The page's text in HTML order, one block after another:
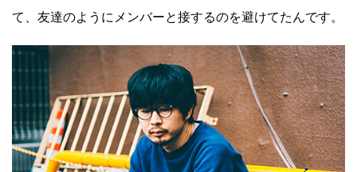
て、友達のようにメンバーと接するのを避けてたんです。